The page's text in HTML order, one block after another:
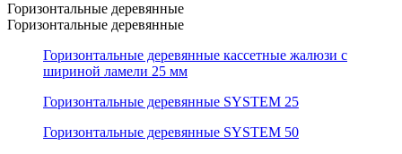
Горизонтальные деревянные
Горизонтальные деревянные
Горизонтальные деревянные кассетные жалюзи с
шириной ламели 25 мм
Горизонтальные деревянные SYSTEM 25
Горизонтальные деревянные SYSTEM 50